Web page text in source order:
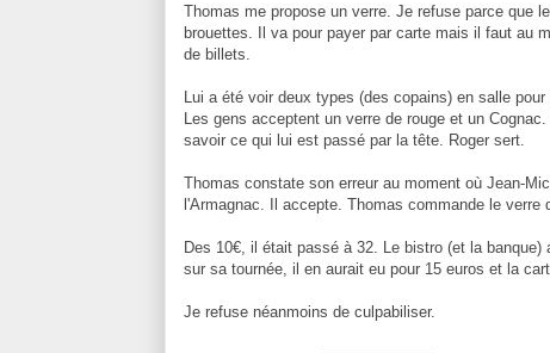
Thomas me propose un verre. Je refuse parce que
brouettes. Il va pour payer par carte mais il faut au
de billets.
Lui a été voir deux types (des copains) en salle
Les gens acceptent un verre de rouge et un
savoir ce qui lui est passé par la tête. Roger sert.
Thomas constate son erreur au moment où Jean-
l'Armagnac. Il accepte. Thomas commande le
Des 10€, il était passé à 32. Le bistro (et la
sur sa tournée, il en aurait eu pour 15 euros et la
Je refuse néanmoins de culpabiliser.